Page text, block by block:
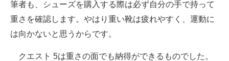
筆者も、シューズを購入する際は必ず自分の手で持って
重さを確認します。やはり重い靴は疲れやすく、運動に
は向かないと思うからです。
クエスト 5は重さの面でも納得ができるものでした。